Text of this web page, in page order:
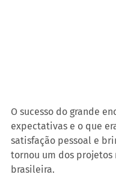
O sucesso do grande
expectativas e o que
satisfação pessoal e
tornou um dos
brasileira.